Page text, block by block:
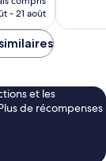
prix
de
- 21 août
et les
de récompenses